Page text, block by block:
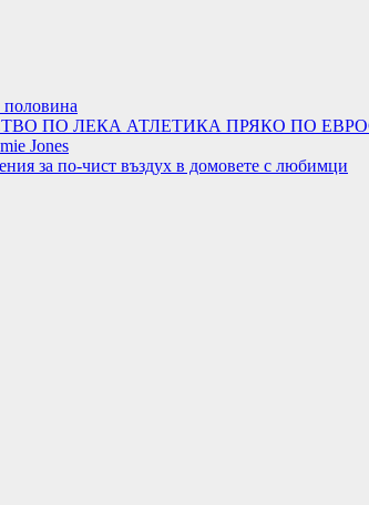
половина
ПО ЛЕКА АТЛЕТИКА ПРЯКО ПО
Jones
за по-чист въздух в домовете с любимци